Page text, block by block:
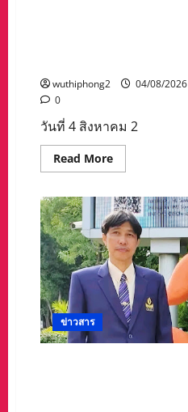
wuthiphong2
04/08/2026
0
วันที่ 4 สิงหาคม 2
Read MoreRead
more
–
สอศ.
จับ
มือ
สถาบัน
ยุว
ทัศน์
ฯ
–
ภาคี
เครือ
ข่าย
เดิน
ข่าวสาร